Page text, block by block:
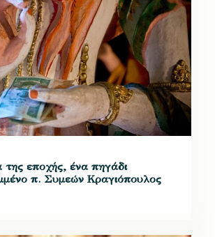
εποχής, ένα πηγάδι
π. Συμεών Κραγιόπουλος